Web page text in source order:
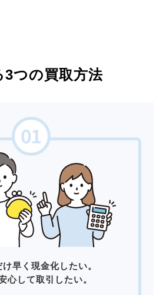
3つの買取方法
早く現金化したい。
心して取引したい。